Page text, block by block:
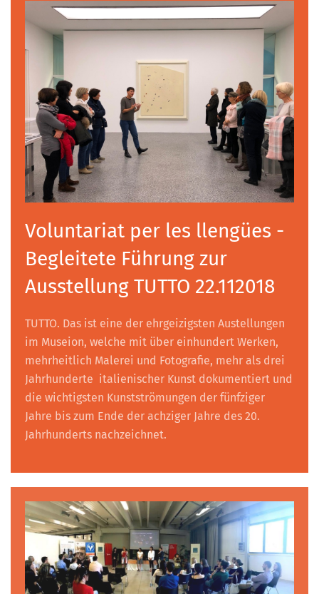
Voluntariat per les llengües -
Begleitete Führung zur
Ausstellung TUTTO 22.112018
TUTTO. Das ist eine der ehrgeizigsten Austellungen
im Museion, welche mit über einhundert Werken,
mehrheitlich Malerei und Fotografie, mehr als drei
Jahrhunderte italienischer Kunst dokumentiert und
die wichtigsten Kunstströmungen der fünfziger
Jahre bis zum Ende der achziger Jahre des 20.
Jahrhunderts nachzeichnet.